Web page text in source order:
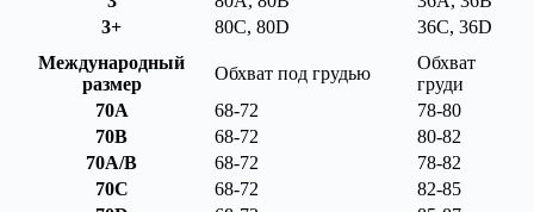
3+
80C, 80D
36C, 36D
Международный
размер
Обхват под грудью
Обхват
груди
70A
68-72
78-80
70B
68-72
80-82
70A/B
68-72
78-82
70C
68-72
82-85